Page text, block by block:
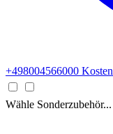
+498004566000
Wähle Sonderzubehör...